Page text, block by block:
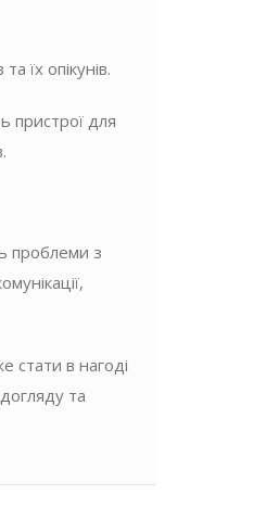
їх опікунів.
пристрої для
проблеми з
стати в нагоді
та